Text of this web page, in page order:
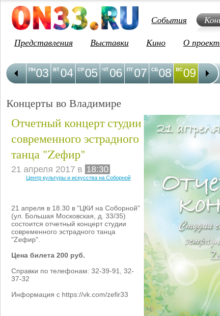
События
Представления
Выставки Кино О
03
ПН 04
ВТ 05
СР 06
ЧТ 07
ПТ 08
СБ 09
ВС 10
ПН
Концерты во Владимире
Отчетный концерт студии
современного эстрадного
танца "Zефир"
21 апреля 2017 в 18:30
Центр культуры и искусства на Соборной
21 апреля в 18.30 в "ЦКИ на Соборной"
(ул. Большая Московская, д. 33/35)
состоится отчетный концерт студии
современного эстрадного танца
"Zефир".
Цена билета 200 руб.
Справки по телефонам: 32-39-91, 32-
37-32
Информация с https://vk.com/zefir33